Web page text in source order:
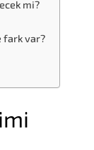
mi?
fark var?